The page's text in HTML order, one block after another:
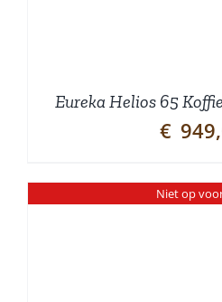
Eureka Helios 65
€
Niet op